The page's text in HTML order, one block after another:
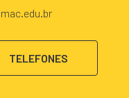
TELEFONES